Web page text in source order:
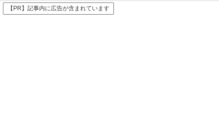
【PR】記事内に広告が含まれています